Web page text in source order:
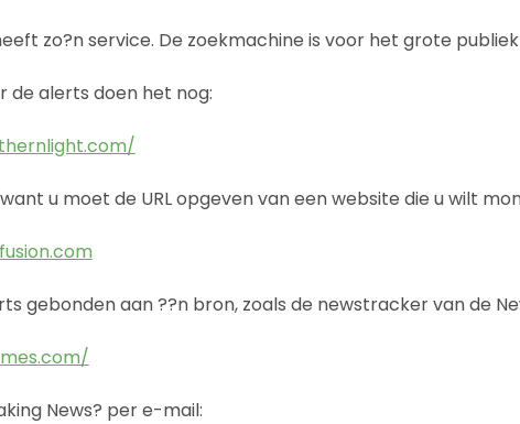
zo?n service. De zoekmachine is voor het grote
de alerts doen het nog:
u moet de URL opgeven van een website die u wilt
gebonden aan ??n bron, zoals de newstracker van de
News? per e-mail: